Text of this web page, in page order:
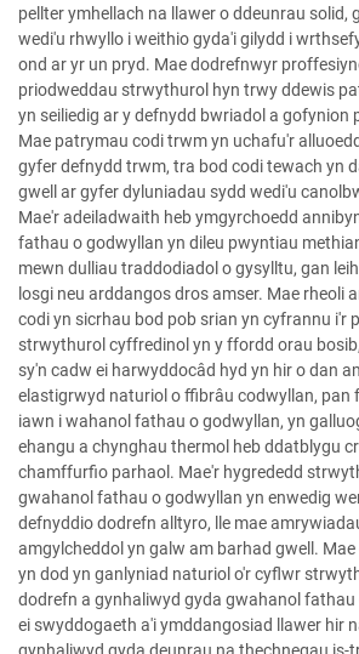
pellter ymhellach na llawer o ddeunrau solid,
wedi'u rhwyllo i weithio gyda'i gilydd i
ond ar yr un pryd. Mae dodrefnwyr
priodweddau strwythurol hyn trwy ddewis
yn seiliedig ar y defnydd bwriadol a gofynion
Mae patrymau codi trwm yn uchafu'r
gyfer defnydd trwm, tra bod codi tewach yn
gwell ar gyfer dyluniadau sydd wedi'u
Mae'r adeiladwaith heb ymgyrchoedd
fathau o godwyllan yn dileu pwyntiau
mewn dulliau traddodiadol o gysylltu, gan
losgi neu arddangos dros amser. Mae rheoli
codi yn sicrhau bod pob srian yn cyfrannu i'r
strwythurol cyffredinol yn y ffordd orau
sy'n cadw ei harwyddocâd hyd yn hir o dan
elastigrwyd naturiol o ffibrâu codwyllan, pan
iawn i wahanol fathau o godwyllan, yn
ehangu a chynghau thermol heb ddatblygu
chamffurfio parhaol. Mae'r hygrededd
gwahanol fathau o godwyllan yn enwedig
defnyddio dodrefn alltyro, lle mae
amgylcheddol yn galw am barhad gwell.
yn dod yn ganlyniad naturiol o'r cyflwr
dodrefn a gynhaliwyd gyda gwahanol
ei swyddogaeth a'i ymddangosiad llawer hir